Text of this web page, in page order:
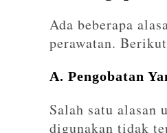
Ada beberapa
perawatan.
A. Pengobatan
Salah satu alasan
digunakan tidak